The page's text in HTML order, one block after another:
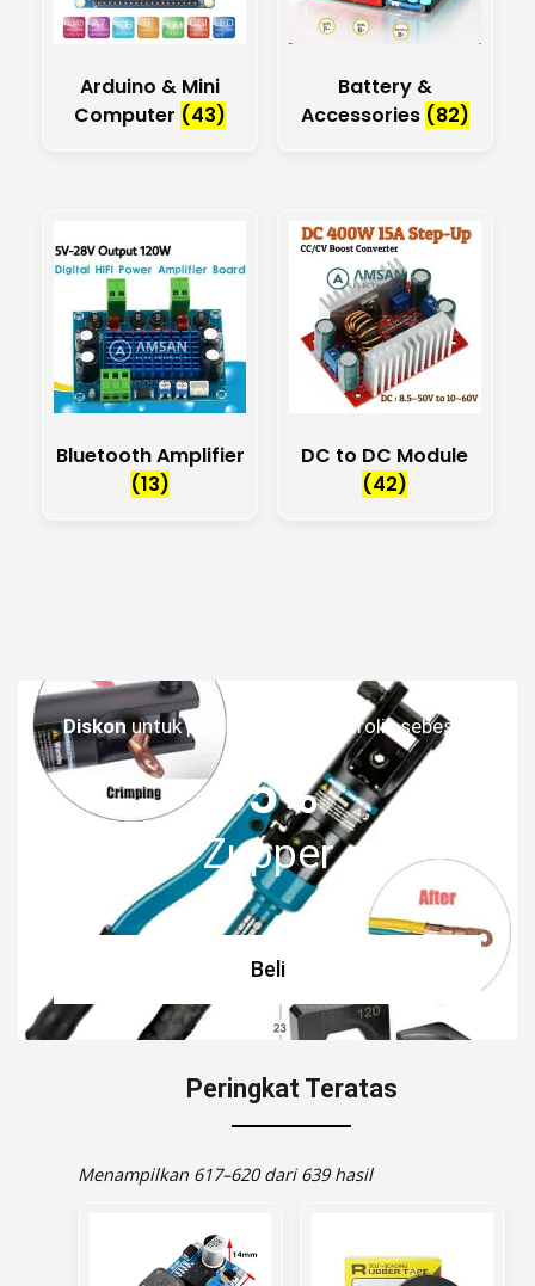
Arduino & Mini
Computer (43)
Battery &
Accessories (82)
Bluetooth Amplifier
(13)
DC to DC Module
(42)
Diskonuntuk pembelian tang hidrolik sebesar
35%
Zupper
Beli
Peringkat Teratas
Menampilkan 617–620 dari 639 hasil